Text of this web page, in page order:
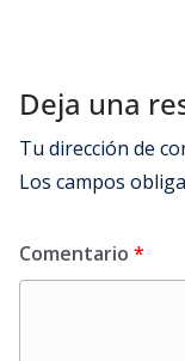
Deja una
Tu dirección de
Los campos
Comentario *